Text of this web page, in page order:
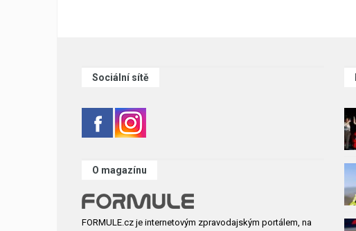
Sociální sítě
O magazínu
FORMULE.cz je internetovým zpravodajským portálem, na